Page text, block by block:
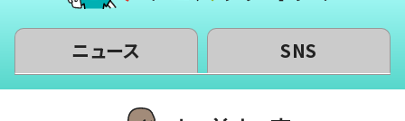
ニュース SNS